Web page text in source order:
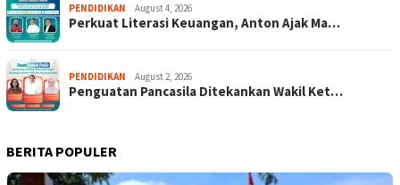
PENDIDIKAN August 4, 2026
Perkuat Literasi Keuangan, Anton Ajak Ma…
PENDIDIKAN August 2, 2026
Penguatan Pancasila Ditekankan Wakil Ket…
BERITA POPULER